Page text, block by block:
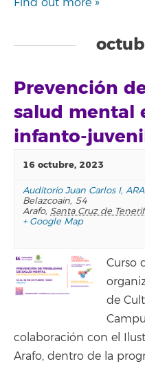
Find out more »
Prevención
salud mental
infanto-
16 octubre, 2023
Auditorio Juan Carlos I,
Belazcoain, 54
Arafo, Santa Cruz de
+ Google Map
Curso
de
colaboración con el
Arafo, dentro de la